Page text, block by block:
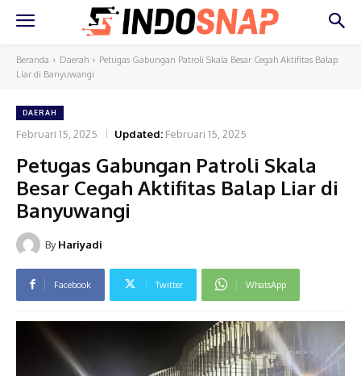
Beranda Daerah
Petugas Gabungan Patroli Skala Besar Cegah Aktifitas Balap
Liar di Banyuwangi
DAERAH
Februari 15, 2025 Updated: Februari 15, 2025
Petugas Gabungan Patroli Skala
Besar Cegah Aktifitas Balap Liar di
Banyuwangi
By Hariyadi
Facebook Twitter WhatsApp